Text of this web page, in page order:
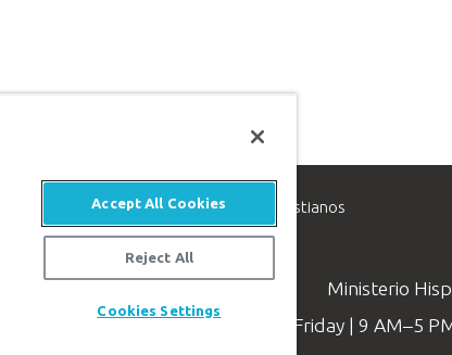
apologética, dedicado a ayudar a los cristianos
Jesucristo.
Ministerio
Available Monday–Friday | 9 AM–5
Accept All Cookies
Reject All
Cookies Settings